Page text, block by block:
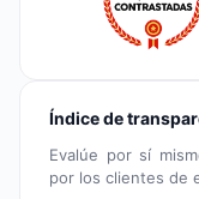
Índice de
Evalúe por sí
por los clientes de